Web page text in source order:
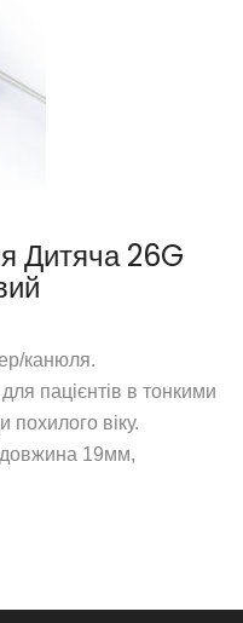
Дитяча 26G
канюля.
пацієнтів в тонкими
віку.
довжина 19мм,